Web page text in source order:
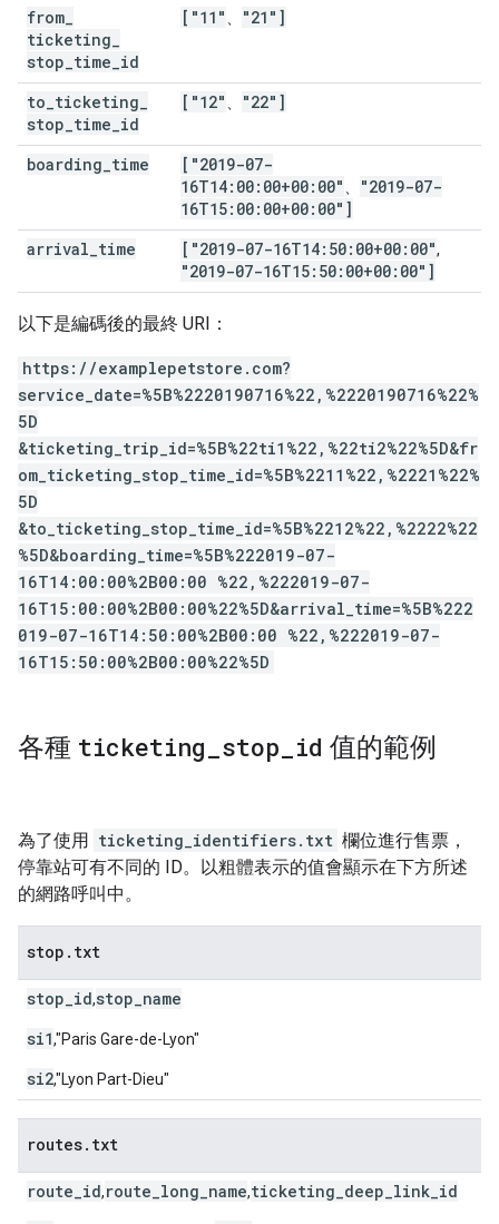
from
ticketing
stop time id
["11" "21"]
to ticketing
stop time id
["12" "22"]
boarding time
["2019-07-
16T14:00:00+00:00"
"2019-07-
16T15:00:00+00:00"]
arrival time ["2019-07-16T14:50:00+00:00",
"2019-07-16T15:50:00+00:00"]
以下是編碼後的最終 URI：
https://examplepetstore.com?
service_date=%5B%2220190716%22,%2220190716%22%
5D
&ticketing_trip_id=%5B%22ti1%22,%22ti2%22%5D&fr
om_ticketing_stop_time_id=%5B%2211%22,%2221%22%
5D
&to_ticketing_stop_time_id=%5B%2212%22,%2222%22
%5D&boarding_time=%5B%222019-07-
16T14:00:00%2B00:00 %22,%222019-07-
16T15:00:00%2B00:00%22%5D&arrival_time=%5B%222
019-07-16T14:50:00%2B00:00 %22,%222019-07-
16T15:50:00%2B00:00%22%5D
各種 ticketing stop id 值的範例
為了使用 ticketing_identifiers.txt 欄位進行售票，
停靠站可有不同的 ID。以粗體表示的值會顯示在下方所述
的網路呼叫中。
stop . txt
stop_id,stop_name
si1,"Paris Gare-de-Lyon"
si2,"Lyon Part-Dieu"
routes. txt
route_id,route_long_name,ticketing_deep_link_id